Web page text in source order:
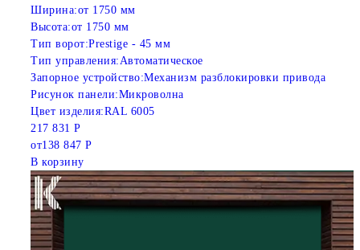
Ширина:от 1750 мм
Высота:от 1750 мм
Тип ворот:Prestige - 45 мм
Тип управления: Автоматическое
Запорное устройство:Механизм разблокировки привода
Рисунок панели:Микроволна
Цвет изделия:RAL 6005
217 831 Р
от138 847 Р
В корзину